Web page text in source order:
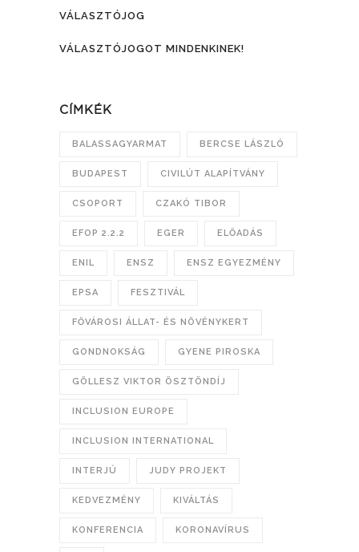
VÁLASZTÓJOG
VÁLASZTÓJOGOT MINDENKINEK!
CÍMKÉK
BALASSAGYARMAT BERCSE LÁSZLÓ
BUDAPEST CIVILÚT ALAPÍTVÁNY
CSOPORT CZAKÓ TIBOR
EFOP 2.2.2 EGER ELŐADÁS
ENIL ENSZ ENSZ EGYEZMÉNY
EPSA FESZTIVÁL
FŐVÁROSI ÁLLAT- ÉS NÖVÉNYKERT
GONDNOKSÁG GYENE PIROSKA
GÖLLESZ VIKTOR ÖSZTÖNDÍJ
INCLUSION EUROPE
INCLUSION INTERNATIONAL
INTERJÚ JUDY PROJEKT
KEDVEZMÉNY KIVÁLTÁS
KONFERENCIA KORONAVÍRUS